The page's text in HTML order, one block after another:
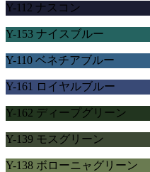
Y-112 ナスコン
Y-153 ナイスブルー
Y-110 ベネチアブルー
Y-161 ロイヤルブルー
Y-162 ディープグリーン
Y-139 モスグリーン
Y-138 ボローニャグリーン